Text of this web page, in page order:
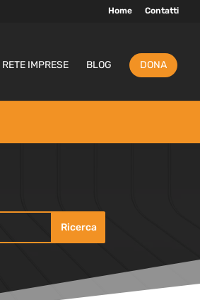
Home Contatti
RETE IMPRESE BLOG DONA